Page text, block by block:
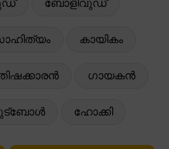
ബോളിവുഡ്
കായികം
ഗായകൻ
ഹോക്കി